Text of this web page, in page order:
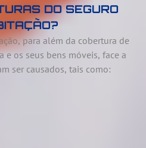
DO SEGURO
para além da cobertura de
e os seus bens móveis, face a
ser causados, tais como: